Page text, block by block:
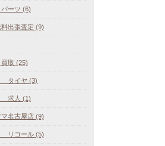
パーツ (6)
出張査定 (9)
買取 (25)
タイヤ (3)
求人 (1)
名古屋店 (9)
リコール (5)